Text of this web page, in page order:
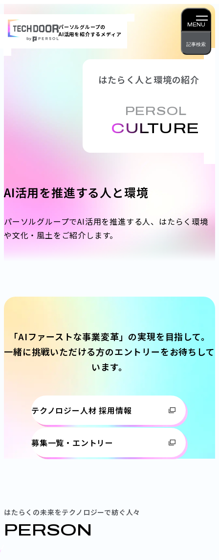
容
を
パーソルグループの
AI活用を紹介するメディア
MENU
記事検索
はたらく人と環境の紹介
PERSOL
CULTURE
AI活用を推進する人と環境
パーソルグループでAI活用を推進する人、はたらく環境
や文化・風土をご紹介します。
「AIファーストな事業変革」の実現を目指して。
一緒に挑戦いただける方のエントリーをお待ちして
います。
テクノロジー人材 採用情報
募集一覧・エントリー
はたらくの未来をテクノロジーで紡ぐ人々
PERSON